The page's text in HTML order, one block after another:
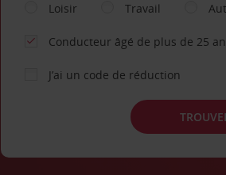
Loisir
Travail
Conducteur âgé de plus de 25
J’ai un code de réduction